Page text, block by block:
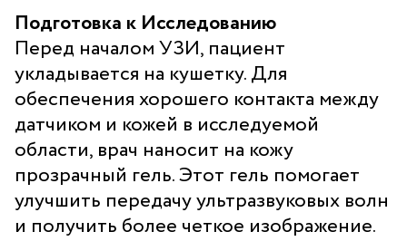
Подготовка к Исследованию
Перед началом УЗИ, пациент
укладывается на кушетку. Для
обеспечения хорошего контакта между
датчиком и кожей в исследуемой
области, врач наносит на кожу
прозрачный гель. Этот гель помогает
улучшить передачу ультразвуковых волн
и получить более четкое изображение.